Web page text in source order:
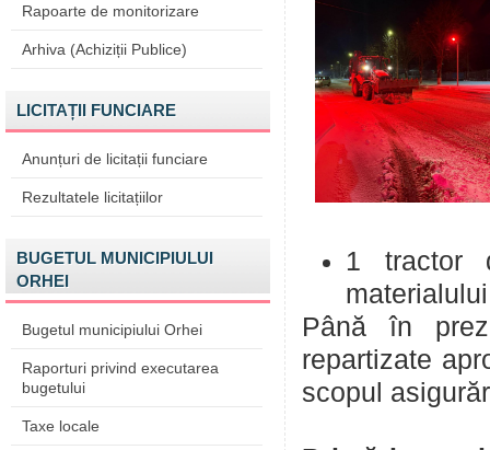
Rapoarte de monitorizare
Arhiva (Achiziții Publice)
LICITAȚII FUNCIARE
Anunțuri de licitații funciare
Rezultatele licitațiilor
BUGETUL MUNICIPIULUI
ORHEI
Bugetul municipiului Orhei
Raporturi privind executarea
bugetului
Taxe locale
1 tractor
Până în
repartizate
scopul